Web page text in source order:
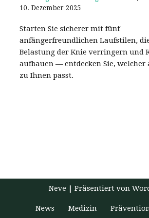
10. Dezember 2025
Starten Sie sicherer mit fünf
anfängerfreundlichen Laufstilen,
Belastung der Knie verringern und
aufbauen — entdecken Sie, welcher
zu Ihnen passt.
Neve | Präsentiert von
News Medizin